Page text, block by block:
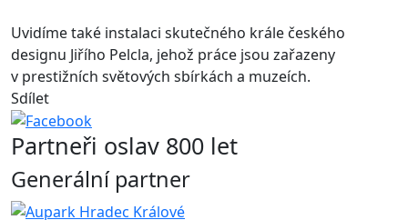
Uvidíme také instalaci skutečného krále českého
designu Jiřího Pelcla, jehož práce jsou zařazeny
v prestižních světových sbírkách a muzeích.
Sdílet
Partneři oslav 800 let
Generální partner